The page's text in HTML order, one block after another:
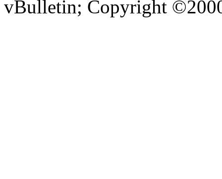
vBulletin; Copyright